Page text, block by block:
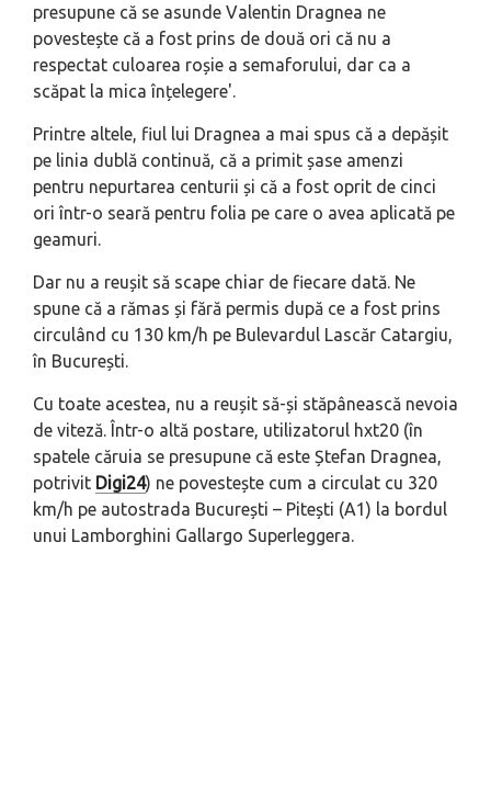
presupune că se asunde Valentin Dragnea ne
povestește că a fost prins de două ori că nu a
respectat culoarea roșie a semaforului, dar ca a
scăpat la mica înțelegere'.
Printre altele, fiul lui Dragnea a mai spus că a depășit
pe linia dublă continuă, că a primit șase amenzi
pentru nepurtarea centurii și că a fost oprit de cinci
ori într-o seară pentru folia pe care o avea aplicată pe
geamuri.
Dar nu a reușit să scape chiar de fiecare dată. Ne
spune că a rămas și fără permis după ce a fost prins
circulând cu 130 km/h pe Bulevardul Lascăr Catargiu,
în București.
Cu toate acestea, nu a reușit să-și stăpânească nevoia
de viteză. Într-o altă postare, utilizatorul hxt20 (în
spatele căruia se presupune că este Ștefan Dragnea,
potrivit Digi24) ne povestește cum a circulat cu 320
km/h pe autostrada București – Pitești (A1) la bordul
unui Lamborghini Gallargo Superleggera.